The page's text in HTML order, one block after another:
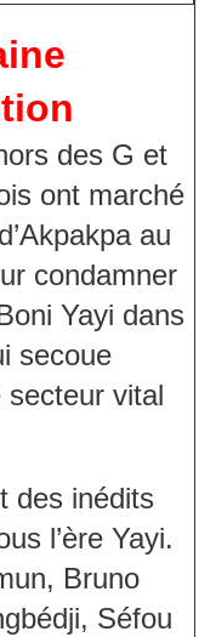
des G et
ont marché
au
condamner
Yayi dans
secoue
secteur vital
des inédits
l’ère Yayi.
Bruno
Séfou